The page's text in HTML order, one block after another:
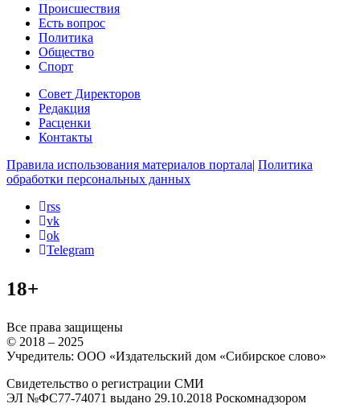
Происшествия
Есть вопрос
Политика
Общество
Спорт
Совет Директоров
Редакция
Расценки
Контакты
Правила использования материалов портала| Политика
обработки персональных данных
rss
vk
ok
Telegram
18+
Все права защищены
© 2018 – 2025
Учредитель: ООО «Издательский дом «Сибирское слово»
Свидетельство о регистрации СМИ
ЭЛ №ФС77-74071 выдано 29.10.2018 Роскомнадзором